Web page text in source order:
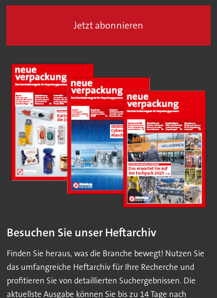
Jetzt abonnieren
Besuchen Sie unser Heftarchiv
Finden Sie heraus, was die Branche bewegt! Nutzen Sie
das umfangreiche Heftarchiv für Ihre Recherche und
profitieren Sie von detaillierten Suchergebnissen. Die
aktuellste Ausgabe können Sie bis zu 14 Tage nach